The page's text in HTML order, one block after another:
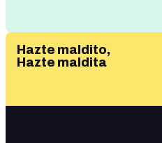
Hazte maldito,
Hazte maldita